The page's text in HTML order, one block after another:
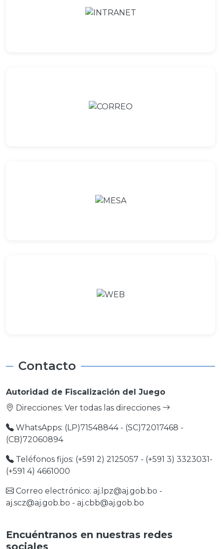
Contacto
Autoridad de Fiscalización del Juego
Direcciones: Ver todas las direcciones
WhatsApps: (LP)71548844 - (SC)72017468 -
(CB)72060894
Teléfonos fijos: (+591 2) 2125057 - (+591 3) 3323031-
(+591 4) 4661000
Correo electrónico: aj.lpz@aj.gob.bo -
aj.scz@aj.gob.bo - aj.cbb@aj.gob.bo
Encuéntranos en nuestras redes
sociales